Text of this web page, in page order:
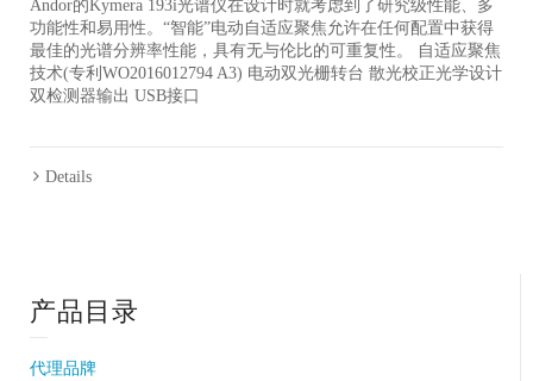
Andor的Kymera 193i光谱仪在设计时就考虑到了研究级性能、多
功能性和易用性。“智能”电动自适应聚焦允许在任何配置中获得
最佳的光谱分辨率性能，具有无与伦比的可重复性。 自适应聚焦
技术(专利WO2016012794 A3) 电动双光栅转台 散光校正光学设计
双检测器输出 USB接口
Details
产品目录
代理品牌